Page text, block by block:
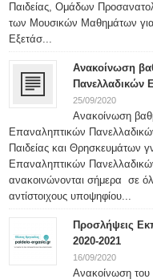
Παιδείας, Ομάδων
των Μουσικών Μαθημάτων
Εξετάσ...
Ανακοίνωση
Πανελλαδικών
25/09/2020
Ανακοίνωση
Επαναληπτικών
Παιδείας και Θρησκευμάτων
Επαναληπτικών
ανακοινώνονται σήμερα σε
αντίστοιχους υποψηφίου...
Προσλήψεις
2020-2021
16/09/2020
Ανακοίνωση του